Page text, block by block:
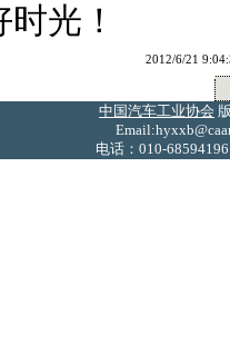
光！
2012/6/21
中国汽车工业协会
电话：010-